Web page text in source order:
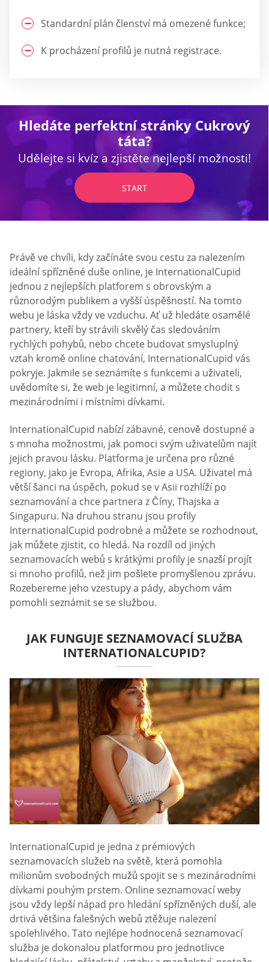
Standardní plán členství má omezené funkce;
K procházení profilů je nutná registrace.
Hledáte perfektní stránky Cukrový
táta?
Udělejte si kvíz a zjistěte nejlepší možnosti!
START
Právě ve chvíli, kdy začínáte svou cestu za nalezením
ideální spřízněné duše online, je InternationalCupid
jednou z nejlepších platforem s obrovským a
různorodým publikem a vyšší úspěšností. Na tomto
webu je láska vždy ve vzduchu. Ať už hledáte osamělé
partnery, kteří by strávili skvělý čas sledováním
rychlých pohybů, nebo chcete budovat smysluplný
vztah kromě online chatování, InternationalCupid vás
pokryje. Jakmile se seznámíte s funkcemi a uživateli,
uvědomíte si, že web je legitimní, a můžete chodit s
mezinárodními i místními dívkami.
InternationalCupid nabízí zábavné, cenově dostupné a
s mnoha možnostmi, jak pomoci svým uživatelům najít
jejich pravou lásku. Platforma je určena pro různé
regiony, jako je Evropa, Afrika, Asie a USA. Uživatel má
větší šanci na úspěch, pokud se v Asii rozhlíží po
seznamování a chce partnera z Číny, Thajska a
Singapuru. Na druhou stranu jsou profily
InternationalCupid podrobné a můžete se rozhodnout,
jak můžete zjistit, co hledá. Na rozdíl od jiných
seznamovacích webů s krátkými profily je snazší projít
si mnoho profilů, než jim pošlete promyšlenou zprávu.
Rozebereme jeho vzestupy a pády, abychom vám
pomohli seznámit se se službou.
JAK FUNGUJE SEZNAMOVACÍ SLUŽBA
INTERNATIONALCUPID?
InternationalCupid je jedna z prémiových
seznamovacích služeb na světě, která pomohla
milionům svobodných mužů spojit se s mezinárodními
dívkami pouhým prstem. Online seznamovací weby
jsou vždy lepší nápad pro hledání spřízněných duší, ale
drtivá většina falešných webů ztěžuje nalezení
spolehlivého. Tato nejlépe hodnocená seznamovací
služba je dokonalou platformou pro jednotlivce